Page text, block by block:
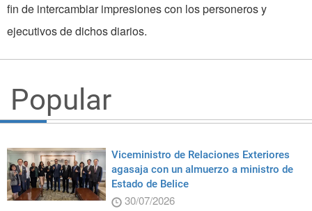
fin de intercambiar impresiones con los personeros y
ejecutivos de dichos diarios.
Popular
Viceministro de Relaciones Exteriores
agasaja con un almuerzo a ministro de
Estado de Belice
30/07/2026